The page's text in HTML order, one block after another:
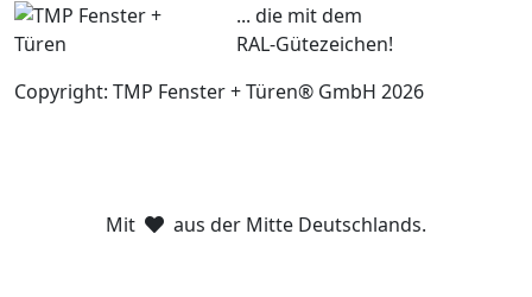
... die mit dem
RAL-Gütezeichen!
Copyright: TMP Fenster + Türen® GmbH 2026
Mit aus der Mitte Deutschlands.